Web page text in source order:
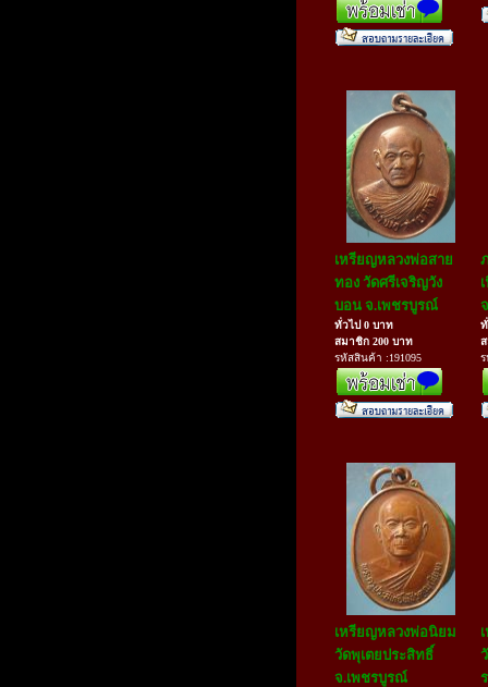
เหรียญหลวงพ่อสาย
ทอง วัดศรีเจริญวัง
บอน จ.เพชรบูรณ์
ทั่วไป 0 บาท
สมาชิก 200 บาท
รหัสสินค้า :191095
เหรียญหลวงพ่อนิยม
วัดพุเตยประสิทธิ์
จ.เพชรบูรณ์